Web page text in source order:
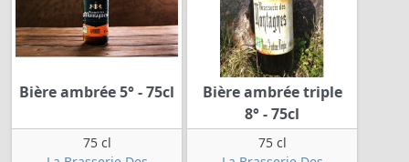
Bière ambrée 5° - 75cl
75 cl
Bière ambrée triple
8° - 75cl
75 cl